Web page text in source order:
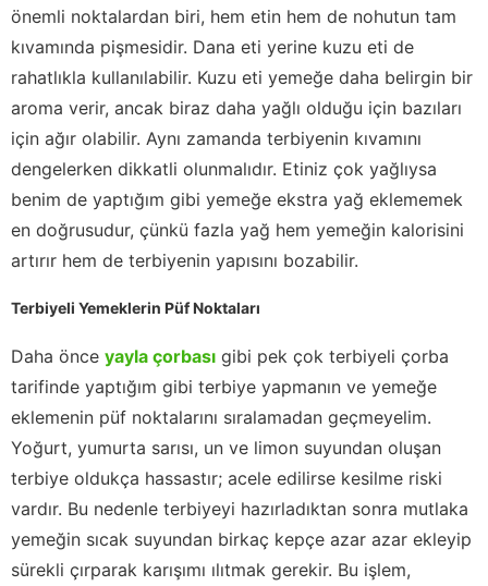
önemli noktalardan biri, hem etin hem de nohutun tam
kıvamında pişmesidir. Dana eti yerine kuzu eti de
rahatlıkla kullanılabilir. Kuzu eti yemeğe daha belirgin bir
aroma verir, ancak biraz daha yağlı olduğu için bazıları
için ağır olabilir. Aynı zamanda terbiyenin kıvamını
dengelerken dikkatli olunmalıdır. Etiniz çok yağlıysa
benim de yaptığım gibi yemeğe ekstra yağ eklememek
en doğrusudur, çünkü fazla yağ hem yemeğin kalorisini
artırır hem de terbiyenin yapısını bozabilir.
Terbiyeli Yemeklerin Püf Noktaları
Daha önce yayla çorbası gibi pek çok terbiyeli çorba
tarifinde yaptığım gibi terbiye yapmanın ve yemeğe
eklemenin püf noktalarını sıralamadan geçmeyelim.
Yoğurt, yumurta sarısı, un ve limon suyundan oluşan
terbiye oldukça hassastır; acele edilirse kesilme riski
vardır. Bu nedenle terbiyeyi hazırladıktan sonra mutlaka
yemeğin sıcak suyundan birkaç kepçe azar azar ekleyip
sürekli çırparak karışımı ılıtmak gerekir. Bu işlem,